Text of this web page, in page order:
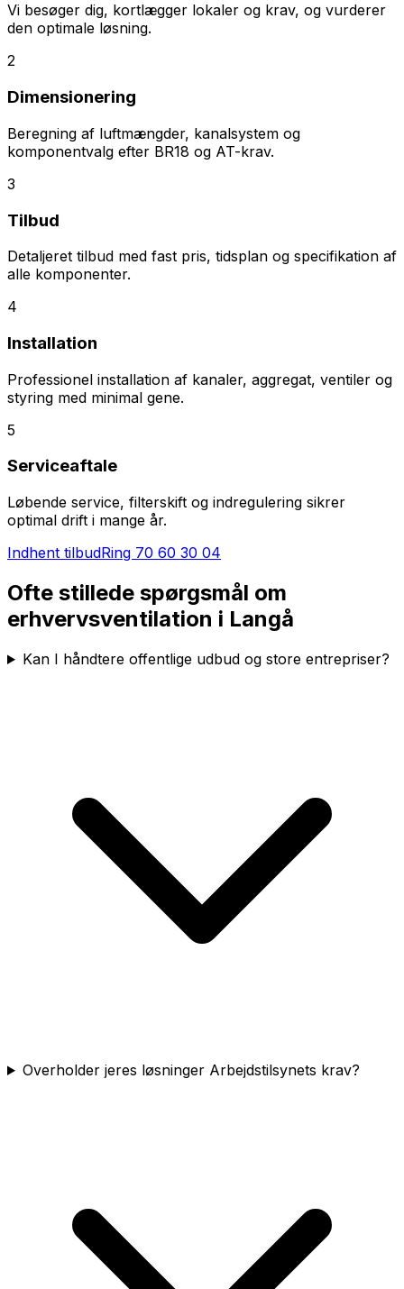
Vi besøger dig, kortlægger lokaler og krav, og vurderer
den optimale løsning.
2
Dimensionering
Beregning af luftmængder, kanalsystem og
komponentvalg efter BR18 og AT-krav.
3
Tilbud
Detaljeret tilbud med fast pris, tidsplan og specifikation af
alle komponenter.
4
Installation
Professionel installation af kanaler, aggregat, ventiler og
styring med minimal gene.
5
Serviceaftale
Løbende service, filterskift og indregulering sikrer
optimal drift i mange år.
Indhent tilbudRing 70 60 30 04
Ofte stillede spørgsmål om
erhvervsventilation i Langå
Kan I håndtere offentlige udbud og store entrepriser?
Overholder jeres løsninger Arbejdstilsynets krav?